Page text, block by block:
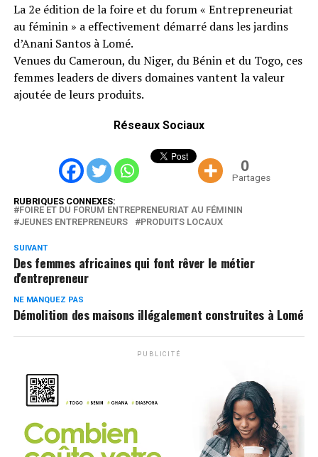
La 2e édition de la foire et du forum « Entrepreneuriat
au féminin » a effectivement démarré dans les jardins
d’Anani Santos à Lomé.
Venues du Cameroun, du Niger, du Bénin et du Togo, ces
femmes leaders de divers domaines vantent la valeur
ajoutée de leurs produits.
Réseaux Sociaux
0
Partages
RUBRIQUES CONNEXES:
FOIRE ET DU FORUM ENTREPRENEURIAT AU FÉMININ
JEUNES ENTREPRENEURS
PRODUITS LOCAUX
SUIVANT
Des femmes africaines qui font rêver le métier
d'entrepreneur
NE MANQUEZ PAS
Démolition des maisons illégalement construites à Lomé
PUBLICITÉ